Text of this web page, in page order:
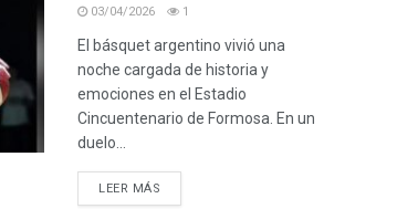
03/04/2026 1
El básquet argentino vivió una
noche cargada de historia y
emociones en el Estadio
Cincuentenario de Formosa. En un
duelo...
LEER MÁS